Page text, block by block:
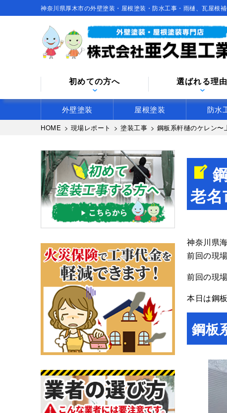
神奈川県厚木市の外壁塗装・屋根塗装・防水工事・雨樋、瓦屋根
初めての方へ 選ばれる理由
外壁塗装 屋根塗装 防水
HOME > 現場レポート > 塗装工事 > 鋼板系軒樋のケレン〜
老名
神奈川県
前回の現
前回の現
本日は鋼
鋼板